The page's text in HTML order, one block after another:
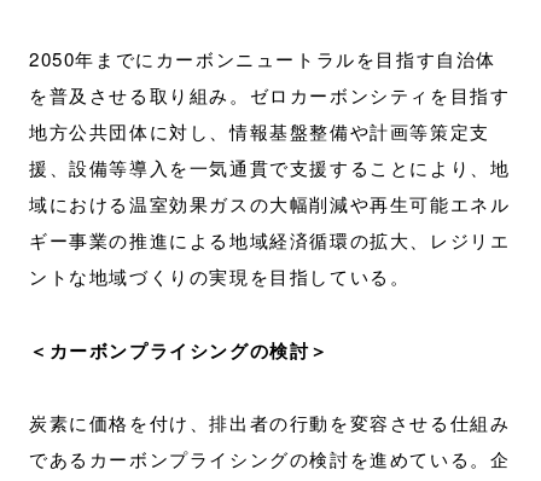
2050年までにカーボンニュートラルを目指す自治体
を普及させる取り組み。ゼロカーボンシティを目指す
地方公共団体に対し、情報基盤整備や計画等策定支
援、設備等導入を一気通貫で支援することにより、地
域における温室効果ガスの大幅削減や再生可能エネル
ギー事業の推進による地域経済循環の拡大、レジリエ
ントな地域づくりの実現を目指している。
＜カーボンプライシングの検討＞
炭素に価格を付け、排出者の行動を変容させる仕組み
であるカーボンプライシングの検討を進めている。企